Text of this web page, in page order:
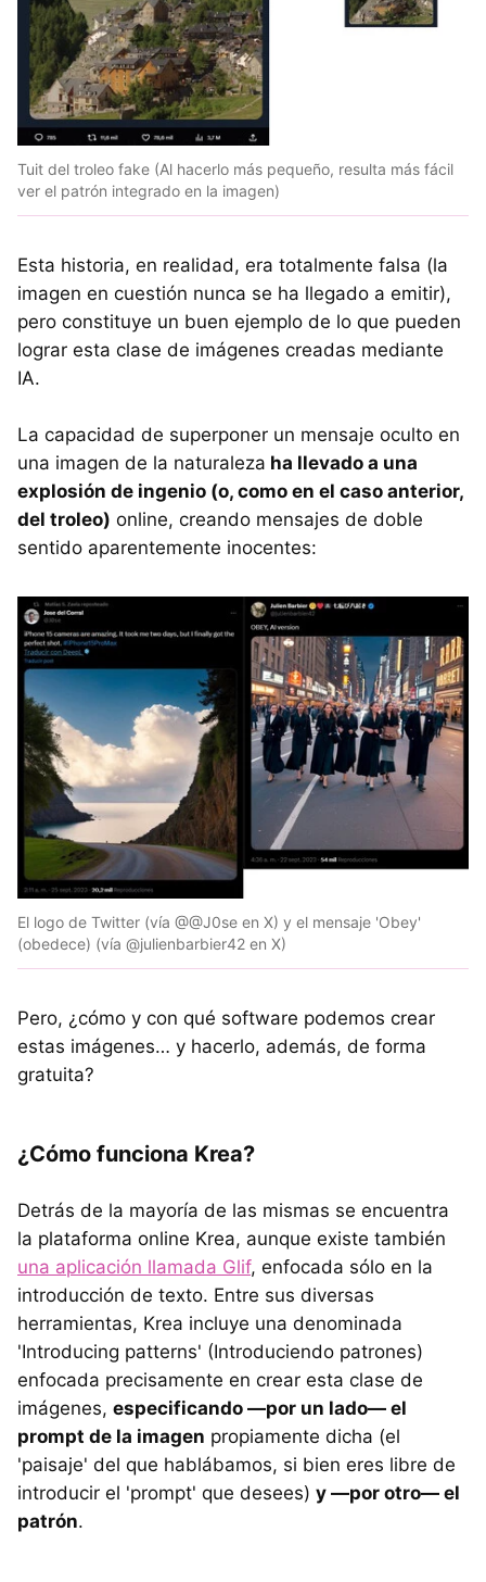
Tuit del troleo fake (Al hacerlo más pequeño, resulta más fácil
ver el patrón integrado en la imagen)
Esta historia, en realidad, era totalmente falsa (la
imagen en cuestión nunca se ha llegado a emitir),
pero constituye un buen ejemplo de lo que pueden
lograr esta clase de imágenes creadas mediante
IA.
La capacidad de superponer un mensaje oculto en
una imagen de la naturaleza ha llevado a una
explosión de ingenio (o, como en el caso anterior,
del troleo) online, creando mensajes de doble
sentido aparentemente inocentes:
El logo de Twitter (vía @@J0se en X) y el mensaje 'Obey'
(obedece) (vía @julienbarbier42 en X)
Pero, ¿cómo y con qué software podemos crear
estas imágenes… y hacerlo, además, de forma
gratuita?
¿Cómo funciona Krea?
Detrás de la mayoría de las mismas se encuentra
la plataforma online Krea, aunque existe también
una aplicación llamada Glif, enfocada sólo en la
introducción de texto. Entre sus diversas
herramientas, Krea incluye una denominada
'Introducing patterns' (Introduciendo patrones)
enfocada precisamente en crear esta clase de
imágenes, especificando —por un lado— el
prompt de la imagen propiamente dicha (el
'paisaje' del que hablábamos, si bien eres libre de
introducir el 'prompt' que desees) y —por otro— el
patrón.